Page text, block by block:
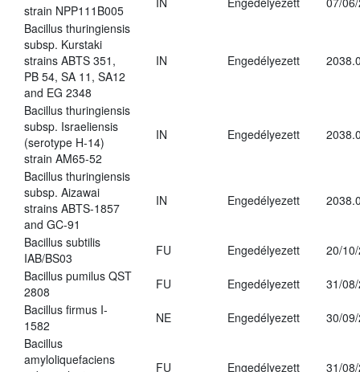
strain NPP111B005
Bacillus thuringiensis
subsp. Kurstaki
strains ABTS 351,
PB 54, SA 11, SA12
and EG 2348
IN Engedélyezett
Bacillus thuringiensis
subsp. Israeliensis
(serotype H-14)
strain AM65-52
IN Engedélyezett
Bacillus thuringiensis
subsp. Aizawai
strains ABTS-1857
and GC-91
IN Engedélyezett
Bacillus subtilis
IAB/BS03
FU Engedélyezett
20/
Bacillus pumilus QST
2808
FU Engedélyezett
31/
Bacillus firmus I-
1582
NE Engedélyezett
30/
Bacillus
amyloliquefaciens
FU Engedélyezett 31/